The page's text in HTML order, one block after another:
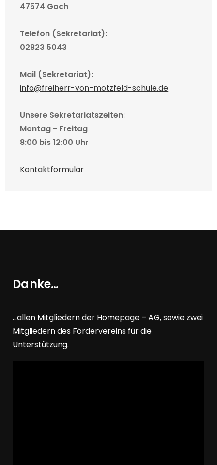
47574 Goch
Telefon (Sekretariat):
02823 5043
Mail (Sekretariat):
info@freiherr-von-motzfeld-schule.de
Unsere Sekretariatszeiten:
Montag - Freitag
8:00 bis 12:00 Uhr
Kontaktformular
Danke…
…allen Mitgliedern der Homepage – AG, sowie zwei
Mitgliedern des Fördervereins für die
Unterstützung.